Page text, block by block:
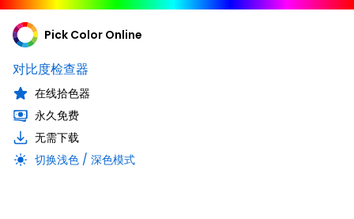
Pick Color Online
对比度检查器
在线拾色器
永久免费
无需下载
切换浅色 / 深色模式